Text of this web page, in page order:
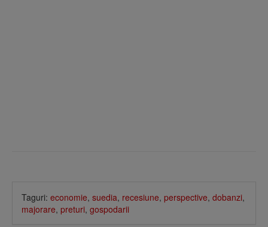
Taguri: economie, suedia, recesiune, perspective, dobanzi,
majorare, preturi, gospodarii